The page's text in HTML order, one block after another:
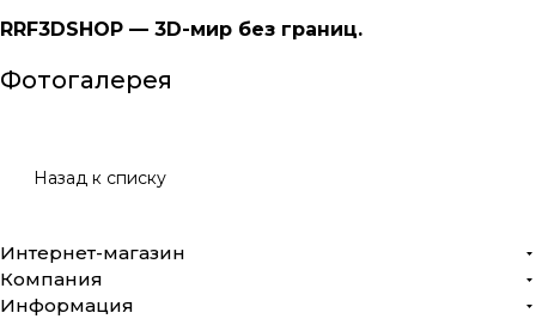
RRF3DSHOP — 3D-мир без границ.
Фотогалерея
Назад к списку
Интернет-магазин
Компания
Информация